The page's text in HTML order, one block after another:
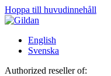
Hoppa till huvudinnehåll
English
Svenska
Authorized reseller of: